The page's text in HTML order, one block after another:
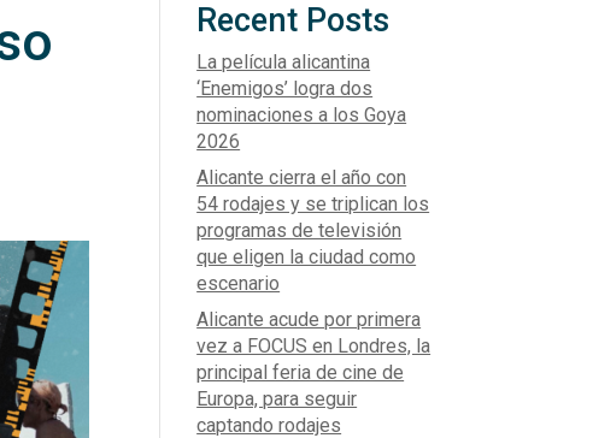
Recent Posts
La película alicantina
‘Enemigos’ logra dos
nominaciones a los Goya
2026
Alicante cierra el año con
54 rodajes y se triplican los
programas de televisión
que eligen la ciudad como
escenario
Alicante acude por primera
vez a FOCUS en Londres, la
principal feria de cine de
Europa, para seguir
captando rodajes